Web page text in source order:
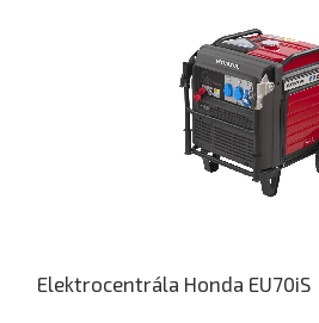
Elektrocentrála Honda EU70iS